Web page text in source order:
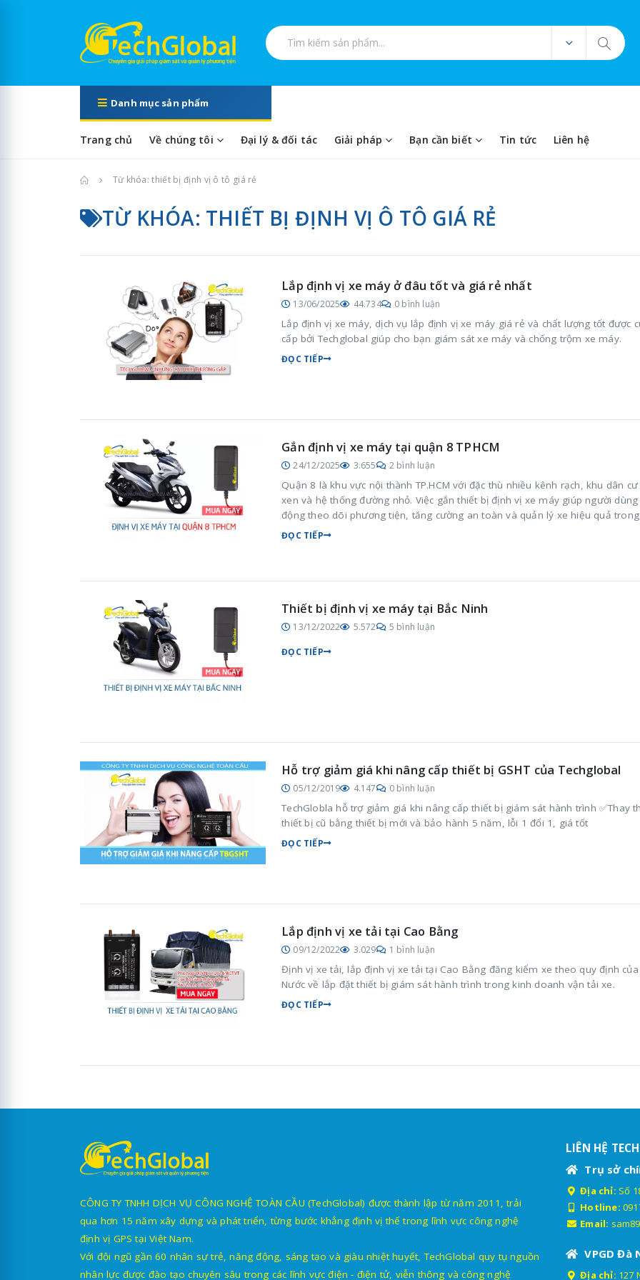
Tìm kiếm sản phẩm
Danh mục sản phẩm
Trang chủ Về chúng tôi Đại lý & đối tác Giải pháp Bạn cần biết Tin tức Liên hệ
Trang chủTừ khóa: thiết bị định vị ô tô giá rẻ
TỪ KHÓA: THIẾT BỊ ĐỊNH VỊ Ô TÔ GIÁ RẺ
Lắp định vị xe máy ở đâu tốt và giá rẻ nhất
13/06/2025 44.734 0 bình luận
Lắp định vị xe máy, dịch vụ lắp định vị xe máy giá rẻ và chất lượng tốt được
cấp bởi Techglobal giúp cho bạn giám sát xe máy và chống trộm xe máy.
ĐỌC TIẾP
Gắn định vị xe máy tại quận 8 TPHCM
24/12/2025 3.655 2 bình luận
Quận 8 là khu vực nội thành TP.HCM với đặc thù nhiều kênh rạch, khu dân
xen và hệ thống đường nhỏ. Việc gắn thiết bị định vị xe máy giúp người dùng
động theo dõi phương tiện, tăng cường an toàn và quản lý xe hiệu quả trong
sinh hoạt hằng ngày.
ĐỌC TIẾP
Thiết bị định vị xe máy tại Bắc Ninh
13/12/2022 5.572 5 bình luận
ĐỌC TIẾP
Hỗ trợ giảm giá khi nâng cấp thiết bị GSHT của Techglobal
05/12/2019 4.147 0 bình luận
TechGlobla hỗ trợ giảm giá khi nâng cấp thiết bị giám sát hành trình ✅Thay
thiết bị cũ bằng thiết bị mới và bảo hành 5 năm, lỗi 1 đổi 1, giá tốt
ĐỌC TIẾP
Lắp định vị xe tải tại Cao Bằng
09/12/2022 3.029 1 bình luận
Định vị xe tải, lắp định vị xe tải tại Cao Bằng đăng kiểm xe theo quy định của
Nước về lắp đặt thiết bị giám sát hành trình trong kinh doanh vận tải xe.
ĐỌC TIẾP
CÔNG TY TNHH DỊCH VỤ CÔNG NGHỆ TOÀN CẦU (TechGlobal) được thành lập từ năm 2011, trải
qua hơn 15 năm xây dựng và phát triển, từng bước khẳng định vị thế trong lĩnh vực công nghệ
định vị GPS tại Việt Nam.
Với đội ngũ gần 60 nhân sự trẻ, năng động, sáng tạo và giàu nhiệt huyết, TechGlobal quy tụ nguồn
nhân lực được đào tạo chuyên sâu trong các lĩnh vực điện - điện tử, viễn thông và công nghệ
LIÊN HỆ
Trụ sở
Địa chỉ: Số
Hotline:
Email:
VPGD Đà
Địa chỉ: 127